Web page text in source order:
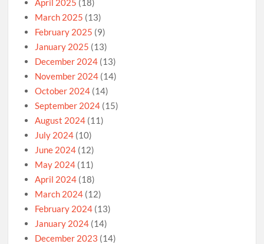
April 2025 (18)
March 2025 (13)
February 2025 (9)
January 2025 (13)
December 2024 (13)
November 2024 (14)
October 2024 (14)
September 2024 (15)
August 2024 (11)
July 2024 (10)
June 2024 (12)
May 2024 (11)
April 2024 (18)
March 2024 (12)
February 2024 (13)
January 2024 (14)
December 2023 (14)